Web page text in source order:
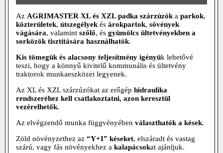
Az AGRIMASTER XL és XZL padka szárzúzók a parkok,
közterületek, útszegélyek és árokpartok, sövények
vágására, valamint szőlő, és gyümölcs ültetvényekben a
sorközök tisztítására használhatók.
Kis tömegük és alacsony teljesítmény igényük lehetővé
teszi, hogy a könnyű kivitelű kommunális és ültetvény
traktorok munkaeszközei legyenek.
Az XL és XZL szárzúzókat az erőgép hidraulika
rendszeréhez kell csatlakoztatni, azon keresztül
vezérelhetők.
Az elvégzendő munka függvényében választhatók a kések.
Zöld növényzethez az “Y+I” késeket, elszáradt és vastag
szárú, vagy fás növényekhez a kalapácsokat ajánljuk.